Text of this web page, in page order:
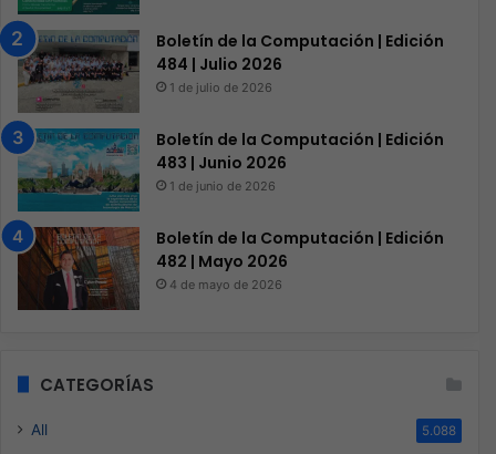
Boletín de la Computación | Edición
484 | Julio 2026
1 de julio de 2026
Boletín de la Computación | Edición
483 | Junio 2026
1 de junio de 2026
Boletín de la Computación | Edición
482 | Mayo 2026
4 de mayo de 2026
CATEGORÍAS
All 5.088